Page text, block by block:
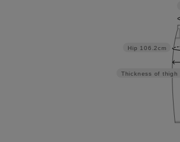
Thickness of thigh
Hip 106.2cm